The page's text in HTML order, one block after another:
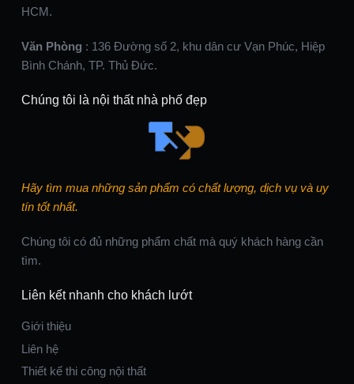
HCM.
Văn Phòng : 136 Đường số 2, khu dân cư Vạn Phúc, Hiệp
Bình Chánh, TP. Thủ Đức.
Chúng tôi là nội thất nhà phố đẹp
Hãy tìm mua những sản phẩm có chất lượng, dịch vụ và uy
tín tốt nhất.
Chúng tôi có đủ những phẩm chất mà quý khách hàng cần
tìm.
Liên kết nhanh cho khách lướt
Giới thiệu
Liên hệ
Thiết kế thi công nội thất